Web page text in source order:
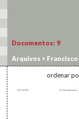
Documentos: 9
Arquivos >
ordenar